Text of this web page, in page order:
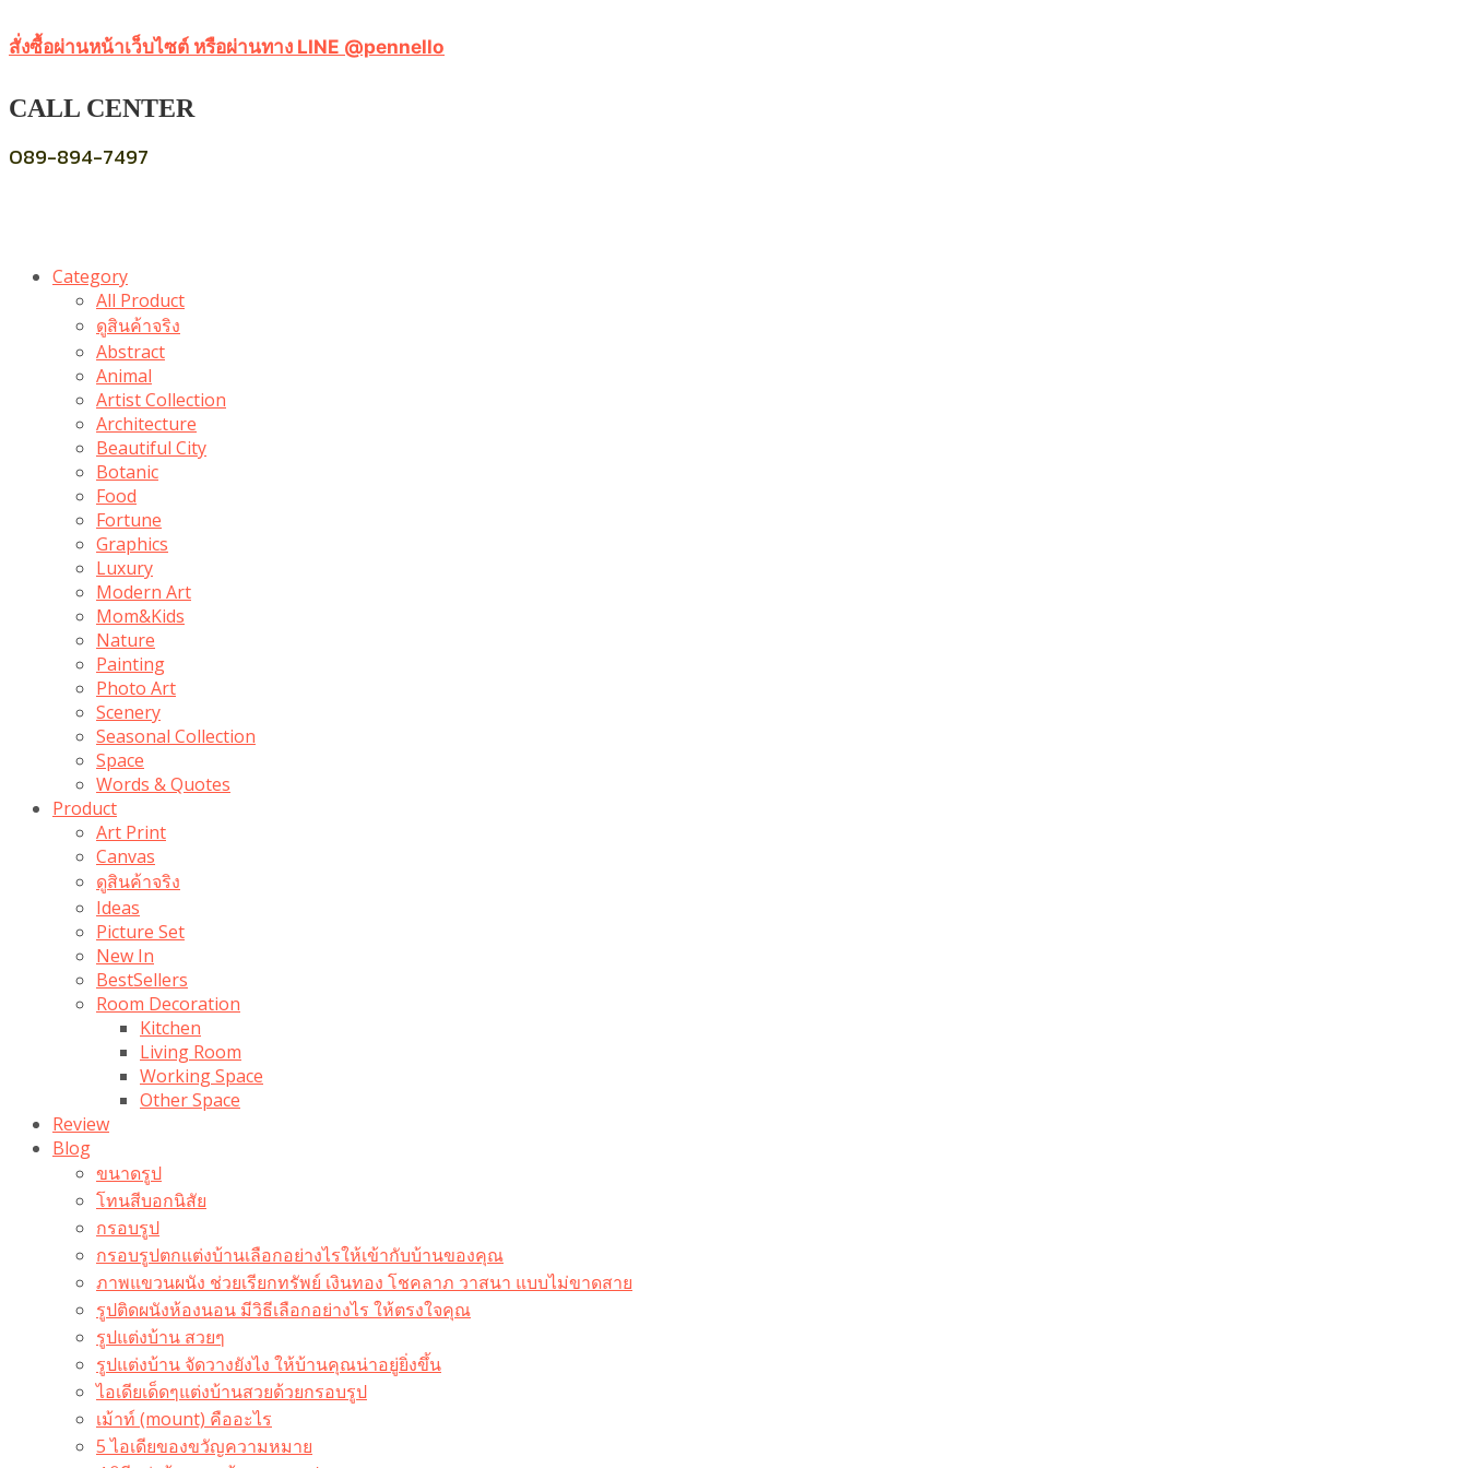
สั่งซื้อผ่านหน้าเว็บไซต์ หรือผ่านทาง LINE @pennello
CALL CENTER
089-894-7497
Category
All Product
ดูสินค้าจริง
Abstract
Animal
Artist Collection
Architecture
Beautiful City
Botanic
Food
Fortune
Graphics
Luxury
Modern Art
Mom&Kids
Nature
Painting
Photo Art
Scenery
Seasonal Collection
Space
Words & Quotes
Product
Art Print
Canvas
ดูสินค้าจริง
Ideas
Picture Set
New In
BestSellers
Room Decoration
Kitchen
Living Room
Working Space
Other Space
Review
Blog
ขนาดรูป
โทนสีบอกนิสัย
กรอบรูป
กรอบรูปตกแต่งบ้านเลือกอย่างไรให้เข้ากับบ้านของคุณ
ภาพแขวนผนัง ช่วยเรียกทรัพย์ เงินทอง โชคลาภ วาสนา แบบไม่ขาดสาย
รูปติดผนังห้องนอน มีวิธีเลือกอย่างไร ให้ตรงใจคุณ
รูปแต่งบ้าน สวยๆ
รูปแต่งบ้าน จัดวางยังไง ให้บ้านคุณน่าอยู่ยิ่งขึ้น
ไอเดียเด็ดๆแต่งบ้านสวยด้วยกรอบรูป
เม้าท์ (mount) คืออะไร​
5 ไอเดียของขวัญความหมาย